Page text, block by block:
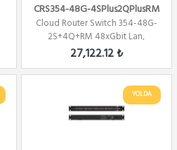
CRS354-48G-4SPlus2QPlusRM
Cloud Router Switch 354-48G-
2S+4Q+RM 48xGbit Lan,
4xSFP+,2Qsfp+ ...
27,122.12 ₺
YOLDA